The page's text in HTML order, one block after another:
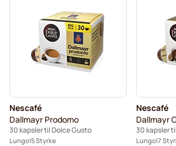
Nescafé
Dallmayr Prodomo
30 kapsler til Dolce Gusto
Lungo 5 Styrke
Nescafé
Dallmayr
30 kapsler
Lungo 7